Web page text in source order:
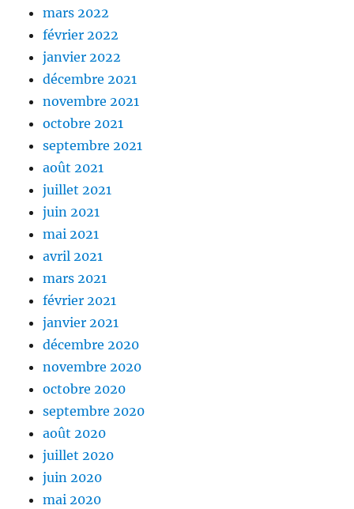
mars 2022
février 2022
janvier 2022
décembre 2021
novembre 2021
octobre 2021
septembre 2021
août 2021
juillet 2021
juin 2021
mai 2021
avril 2021
mars 2021
février 2021
janvier 2021
décembre 2020
novembre 2020
octobre 2020
septembre 2020
août 2020
juillet 2020
juin 2020
mai 2020